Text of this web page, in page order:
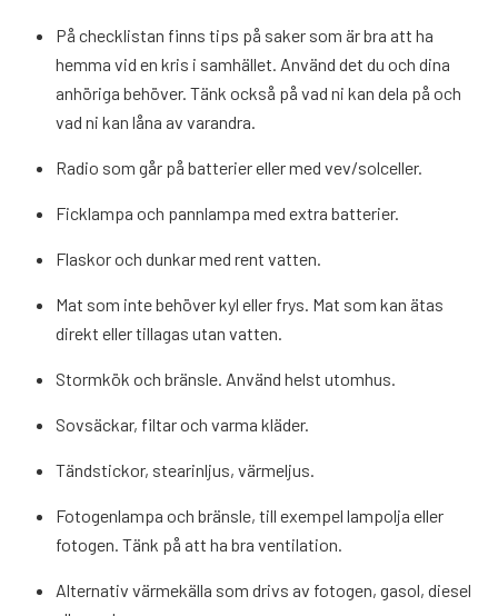
På checklistan finns tips på saker som är bra att ha
hemma vid en kris i samhället. Använd det du och dina
anhöriga behöver. Tänk också på vad ni kan dela på och
vad ni kan låna av varandra.
Radio som går på batterier eller med vev/solceller.
Ficklampa och pannlampa med extra batterier.
Flaskor och dunkar med rent vatten.
Mat som inte behöver kyl eller frys. Mat som kan ätas
direkt eller tillagas utan vatten.
Stormkök och bränsle. Använd helst utomhus.
Sovsäckar, filtar och varma kläder.
Tändstickor, stearinljus, värmeljus.
Fotogenlampa och bränsle, till exempel lampolja eller
fotogen. Tänk på att ha bra ventilation.
Alternativ värmekälla som drivs av fotogen, gasol, diesel